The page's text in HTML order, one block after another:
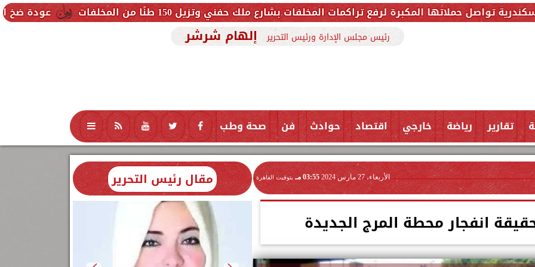
عودة ضخ المياه تدريجيًا لرفع تراكمات المخلفات بشارع ملك حفني وتزيل 150 طنًا من المخلفات
رئيس مجلس الإدارة ورئيس التحرير إلهام شرشر
تقارير رياضة خارجي اقتصاد حوادث فن صحة وطب تكنولوجيا منوعات محافظات
الأربعاء، 27 مارس 2024 03:55 مـ بتوقيت القاهرة
انفجار محطة المرج الجديدة
مقال رئيس التحرير